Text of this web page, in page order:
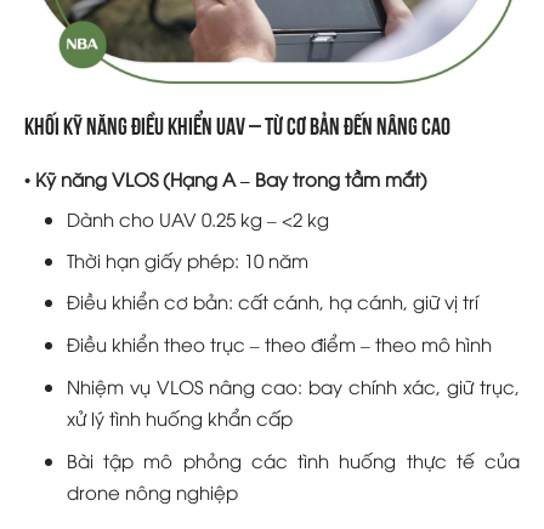
Khối kỹ năng điều khiển UAV – Từ cơ bản đến nâng cao
• Kỹ năng VLOS (Hạng A – Bay trong tầm mắt)
Dành cho UAV 0.25 kg – <2 kg
Thời hạn giấy phép: 10 năm
Điều khiển cơ bản: cất cánh, hạ cánh, giữ vị trí
Điều khiển theo trục – theo điểm – theo mô hình
Nhiệm vụ VLOS nâng cao: bay chính xác, giữ trục,
xử lý tình huống khẩn cấp
Bài tập mô phỏng các tình huống thực tế của
drone nông nghiệp